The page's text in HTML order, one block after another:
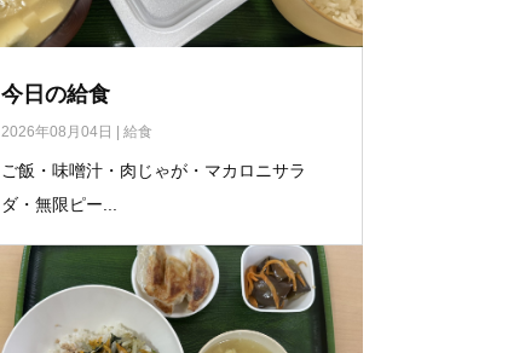
今日の給食
2026年08月04日 給食
ご飯・味噌汁・肉じゃが・マカロニサラ
ダ・無限ピー...